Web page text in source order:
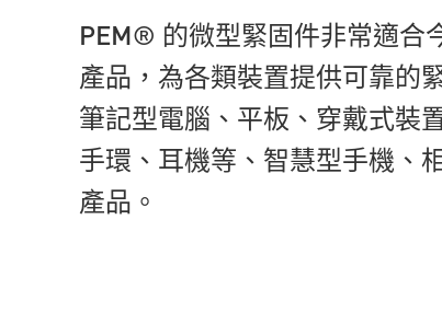
PEM® 的微型緊固件非常適合
產品，為各類裝置提供可靠的
筆記型電腦、平板、穿戴式裝
手環、耳機等、智慧型手機、
產品。